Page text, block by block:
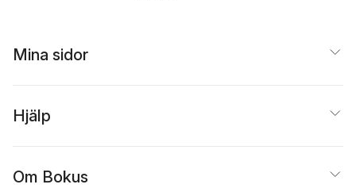
Mina sidor
Hjälp
Om Bokus